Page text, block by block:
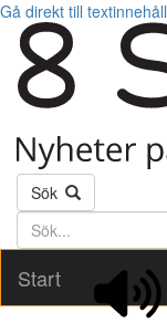
Gå direkt till textinnehåll
Sök
Söktext
Start